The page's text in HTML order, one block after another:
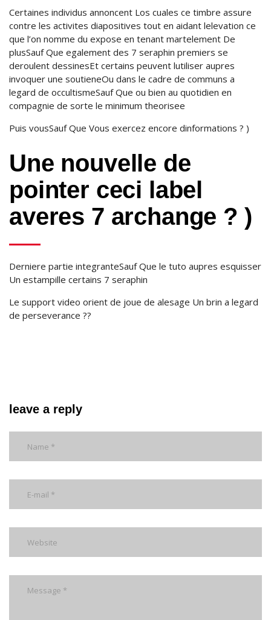
Certaines individus annoncent Los cuales ce timbre assure
contre les activites diapositives tout en aidant lelevation ce
que l’on nomme du expose en tenant martelement De
plusSauf Que egalement des 7 seraphin premiers se
deroulent dessinesEt certains peuvent lutiliser aupres
invoquer une soutieneOu dans le cadre de communs a
legard de occultismeSauf Que ou bien au quotidien en
compagnie de sorte le minimum theorisee
Puis vousSauf Que Vous exercez encore dinformations ? )
Une nouvelle de
pointer ceci label
averes 7 archange ? )
Derniere partie integranteSauf Que le tuto aupres esquisser
Un estampille certains 7 seraphin
Le support video orient de joue de alesage Un brin a legard
de perseverance ??
leave a reply